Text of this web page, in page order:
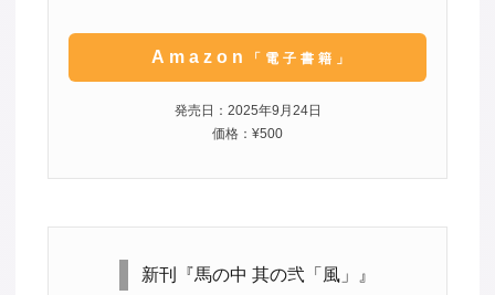
Amazon 「電子書籍」
発売日：2025年9月24日
価格：¥500
新刊『馬の中 其の弐「風」』